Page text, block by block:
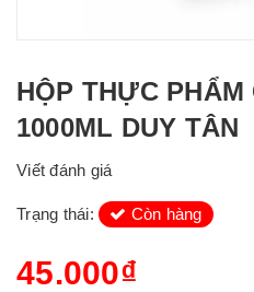
HỘP THỰC PHẨM
1000ML DUY TÂN
Viết đánh giá
Trạng thái: Còn hàng
45.000₫